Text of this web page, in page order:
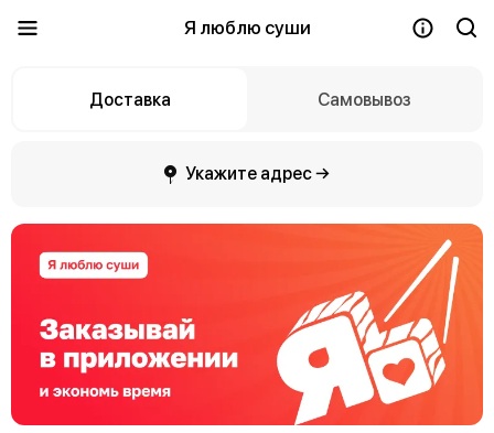
Я люблю суши
Доставка Самовывоз
Укажите адрес →